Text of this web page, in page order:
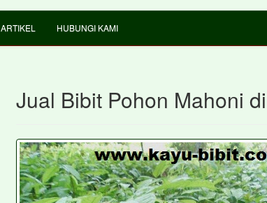
ARTIKEL HUBUNGI KAMI
Jual Bibit Pohon Mahoni